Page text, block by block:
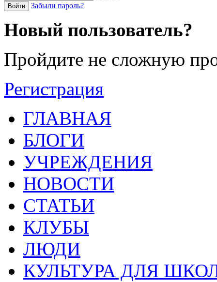
Войти Забыли пароль?
Новый пользователь?
Пройдите не сложную
Регистрация
ГЛАВНАЯ
БЛОГИ
УЧРЕЖДЕНИЯ
НОВОСТИ
СТАТЬИ
КЛУБЫ
ЛЮДИ
КУЛЬТУРА ДЛЯ